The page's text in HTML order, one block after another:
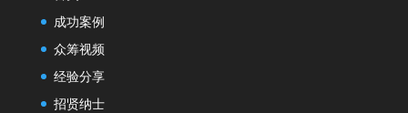
成功案例
众筹视频
经验分享
招贤纳士